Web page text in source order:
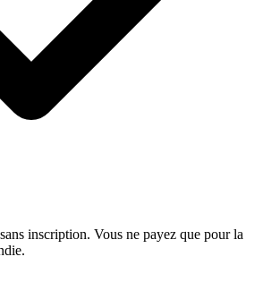
inscription. Vous ne payez que pour la